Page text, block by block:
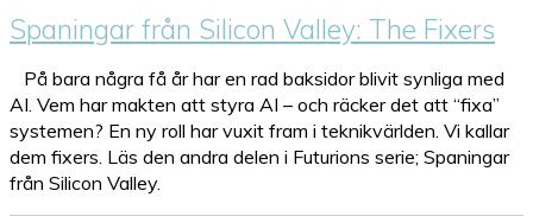
Spaningar från Silicon Valley: The Fixers
På bara några få år har en rad baksidor blivit synliga med
AI. Vem har makten att styra AI – och räcker det att “fixa”
systemen? En ny roll har vuxit fram i teknikvärlden. Vi kallar
dem fixers. Läs den andra delen i Futurions serie; Spaningar
från Silicon Valley.